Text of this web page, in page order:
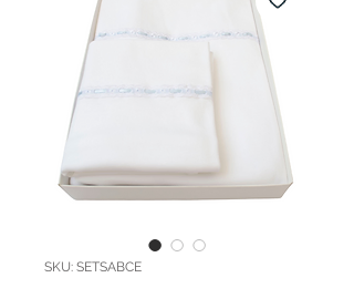
SKU: SETSABCE